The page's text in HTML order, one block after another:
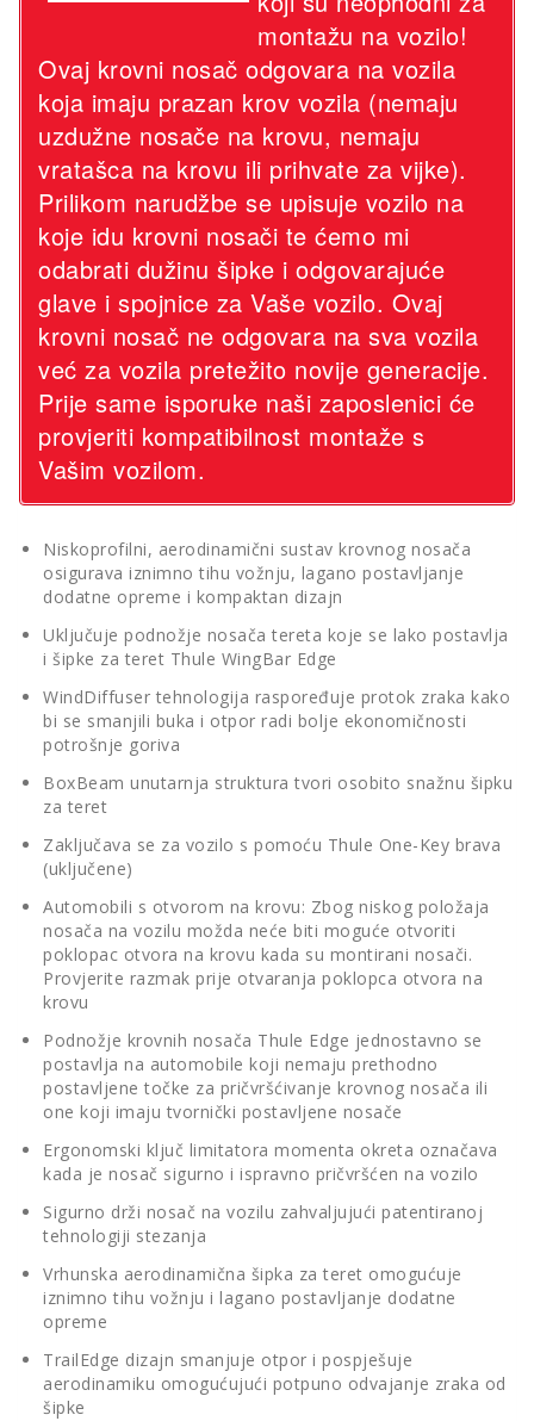
montažu na vozilo!
Ovaj krovni nosač odgovara na vozila
koja imaju prazan krov vozila (nemaju
uzdužne nosače na krovu, nemaju
vratašca na krovu ili prihvate za vijke).
Prilikom narudžbe se upisuje vozilo na
koje idu krovni nosači te ćemo mi
odabrati dužinu šipke i odgovarajuće
glave i spojnice za Vaše vozilo. Ovaj
krovni nosač ne odgovara na sva vozila
već za vozila pretežito novije generacije.
Prije same isporuke naši zaposlenici će
provjeriti kompatibilnost montaže s
Vašim vozilom.
Niskoprofilni, aerodinamični sustav krovnog nosača
osigurava iznimno tihu vožnju, lagano postavljanje
dodatne opreme i kompaktan dizajn
Uključuje podnožje nosača tereta koje se lako postavlja
i šipke za teret Thule WingBar Edge
WindDiffuser tehnologija raspoređuje protok zraka kako
bi se smanjili buka i otpor radi bolje ekonomičnosti
potrošnje goriva
BoxBeam unutarnja struktura tvori osobito snažnu šipku
za teret
Zaključava se za vozilo s pomoću Thule One-Key brava
(uključene)
Automobili s otvorom na krovu: Zbog niskog položaja
nosača na vozilu možda neće biti moguće otvoriti
poklopac otvora na krovu kada su montirani nosači.
Provjerite razmak prije otvaranja poklopca otvora na
krovu
Podnožje krovnih nosača Thule Edge jednostavno se
postavlja na automobile koji nemaju prethodno
postavljene točke za pričvršćivanje krovnog nosača ili
one koji imaju tvornički postavljene nosače
Ergonomski ključ limitatora momenta okreta označava
kada je nosač sigurno i ispravno pričvršćen na vozilo
Sigurno drži nosač na vozilu zahvaljujući patentiranoj
tehnologiji stezanja
Vrhunska aerodinamična šipka za teret omogućuje
iznimno tihu vožnju i lagano postavljanje dodatne
opreme
TrailEdge dizajn smanjuje otpor i pospješuje
aerodinamiku omogućujući potpuno odvajanje zraka od
šipke